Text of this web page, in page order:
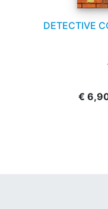
DETECTIVE
€